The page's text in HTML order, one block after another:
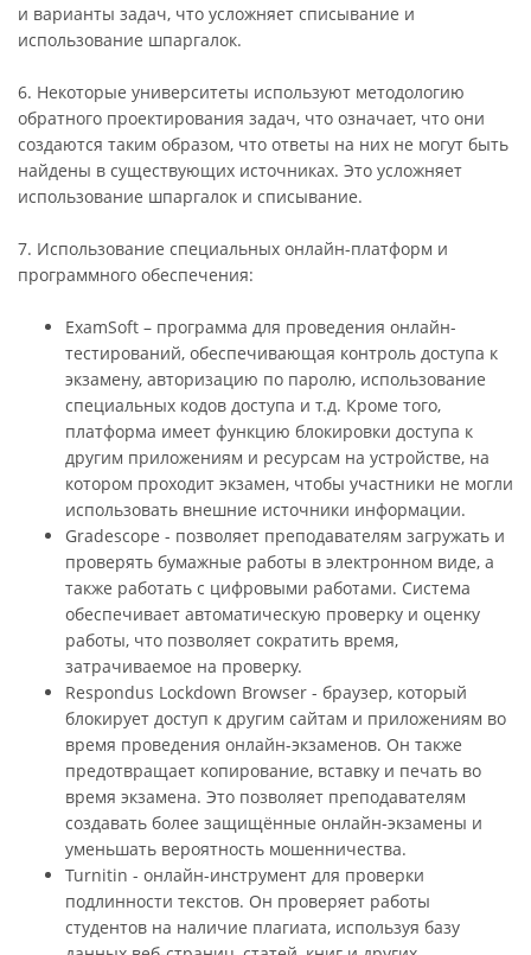
и варианты задач, что усложняет списывание и
использование шпаргалок.
6. Некоторые университеты используют методологию
обратного проектирования задач, что означает, что они
создаются таким образом, что ответы на них не могут быть
найдены в существующих источниках. Это усложняет
использование шпаргалок и списывание.
7. Использование специальных онлайн-платформ и
программного обеспечения:
ExamSoft – программа для проведения онлайн-
тестирований, обеспечивающая контроль доступа к
экзамену, авторизацию по паролю, использование
специальных кодов доступа и т.д. Кроме того,
платформа имеет функцию блокировки доступа к
другим приложениям и ресурсам на устройстве, на
котором проходит экзамен, чтобы участники не могли
использовать внешние источники информации.
Gradescope - позволяет преподавателям загружать и
проверять бумажные работы в электронном виде, а
также работать с цифровыми работами. Система
обеспечивает автоматическую проверку и оценку
работы, что позволяет сократить время,
затрачиваемое на проверку.
Respondus Lockdown Browser - браузер, который
блокирует доступ к другим сайтам и приложениям во
время проведения онлайн-экзаменов. Он также
предотвращает копирование, вставку и печать во
время экзамена. Это позволяет преподавателям
создавать более защищённые онлайн-экзамены и
уменьшать вероятность мошенничества.
Turnitin - онлайн-инструмент для проверки
подлинности текстов. Он проверяет работы
студентов на наличие плагиата, используя базу